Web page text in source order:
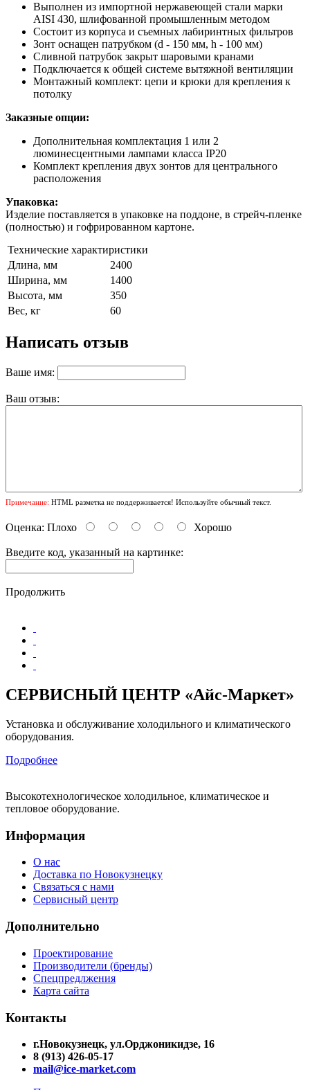
Выполнен из импортной нержавеющей стали марки
AISI 430, шлифованной промышленным методом
Состоит из корпуса и съемных лабиринтных фильтров
Зонт оснащен патрубком (d - 150 мм, h - 100 мм)
Сливной патрубок закрыт шаровыми кранами
Подключается к общей системе вытяжной вентиляции
Монтажный комплект: цепи и крюки для крепления к
потолку
Заказные опции:
Дополнительная комплектация 1 или 2
люминесцентными лампами класса IP20
Комплект крепления двух зонтов для центрального
расположения
Упаковка:
Изделие поставляется в упаковке на поддоне, в стрейч-пленке
(полностью) и гофрированном картоне.
Технические характиристики
Длина, мм
2400
Ширина, мм
1400
Высота, мм
350
Вес, кг
60
Написать отзыв
Ваше имя:
Ваш отзыв:
Примечание: HTML разметка не поддерживается! Используйте обычный текст.
Оценка: Плохо Хорошо
Введите код, указанный на картинке:
Продолжить
СЕРВИСНЫЙ ЦЕНТР «Айс-Маркет»
Установка и обслуживание холодильного и климатического
оборудования.
Подробнее
Высокотехнологическое холодильное, климатическое и
тепловое оборудование.
Информация
О нас
Доставка по Новокузнецку
Связаться с нами
Сервисный центр
Дополнительно
Проектирование
Производители (бренды)
Спецпредлжения
Карта сайта
Контакты
г.Новокузнецк, ул.Орджоникидзе, 16
8 (913) 426-05-17
mail@ice-market.com